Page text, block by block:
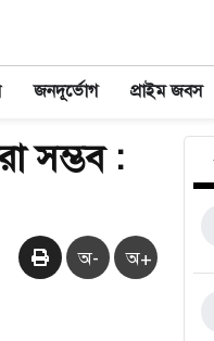
জনদূর্ভোগ প্রাইম জবস
সম্ভব :
অ- অ+